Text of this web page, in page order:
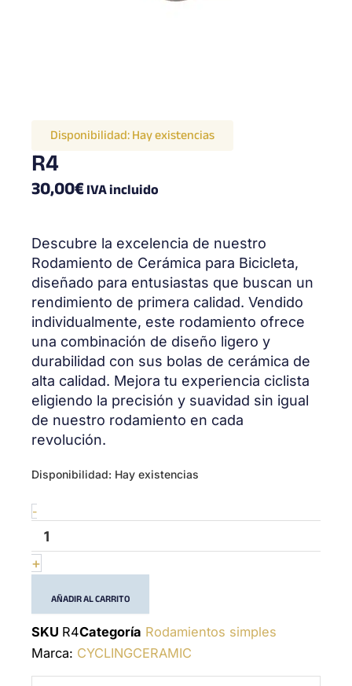
Disponibilidad:Hay existencias
R4
30,00€IVA incluido
Descubre la excelencia de nuestro
Rodamiento de Cerámica para Bicicleta,
diseñado para entusiastas que buscan un
rendimiento de primera calidad. Vendido
individualmente, este rodamiento ofrece
una combinación de diseño ligero y
durabilidad con sus bolas de cerámica de
alta calidad. Mejora tu experiencia ciclista
eligiendo la precisión y suavidad sin igual
de nuestro rodamiento en cada
revolución.
Disponibilidad: Hay existencias
-
R4
+
AÑADIR AL CARRITO
SKU R4Categoría Rodamientos simples
Marca: CYCLINGCERAMIC